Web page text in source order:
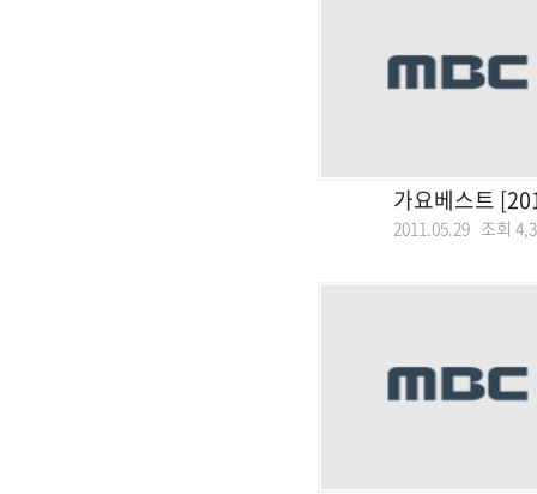
가요베스트
2011.05.29 조회